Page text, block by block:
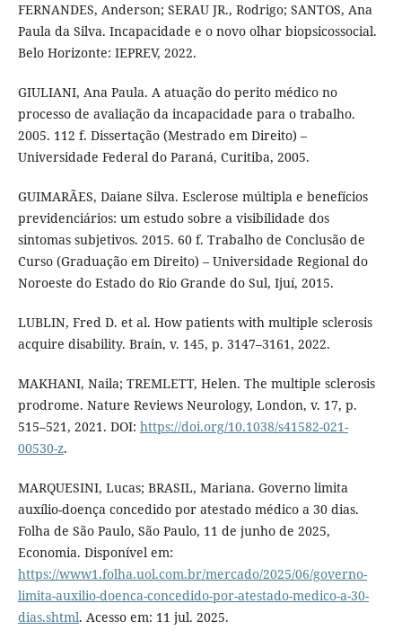
FERNANDES, Anderson; SERAU JR., Rodrigo; SANTOS, Ana
Paula da Silva. Incapacidade e o novo olhar biopsicossocial.
Belo Horizonte: IEPREV, 2022.
GIULIANI, Ana Paula. A atuação do perito médico no
processo de avaliação da incapacidade para o trabalho.
2005. 112 f. Dissertação (Mestrado em Direito) –
Universidade Federal do Paraná, Curitiba, 2005.
GUIMARÃES, Daiane Silva. Esclerose múltipla e benefícios
previdenciários: um estudo sobre a visibilidade dos
sintomas subjetivos. 2015. 60 f. Trabalho de Conclusão de
Curso (Graduação em Direito) – Universidade Regional do
Noroeste do Estado do Rio Grande do Sul, Ijuí, 2015.
LUBLIN, Fred D. et al. How patients with multiple sclerosis
acquire disability. Brain, v. 145, p. 3147–3161, 2022.
MAKHANI, Naila; TREMLETT, Helen. The multiple sclerosis
prodrome. Nature Reviews Neurology, London, v. 17, p.
515–521, 2021. DOI: https://doi.org/10.1038/s41582-021-
00530-z.
MARQUESINI, Lucas; BRASIL, Mariana. Governo limita
auxílio-doença concedido por atestado médico a 30 dias.
Folha de São Paulo, São Paulo, 11 de junho de 2025,
Economia. Disponível em:
https://www1.folha.uol.com.br/mercado/2025/06/governo-
limita-auxilio-doenca-concedido-por-atestado-medico-a-30-
dias.shtml. Acesso em: 11 jul. 2025.